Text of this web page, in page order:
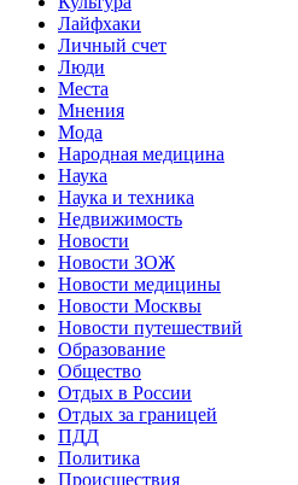
Лайфхаки
Личный счет
Люди
Места
Мнения
Мода
Народная медицина
Наука
Наука и техника
Недвижимость
Новости
Новости ЗОЖ
Новости медицины
Новости Москвы
Новости путешествий
Образование
Общество
Отдых в России
Отдых за границей
ПДД
Политика
Происшествия